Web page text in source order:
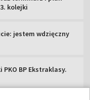
kolejki
jestem wdzięczny
BP Ekstraklasy.